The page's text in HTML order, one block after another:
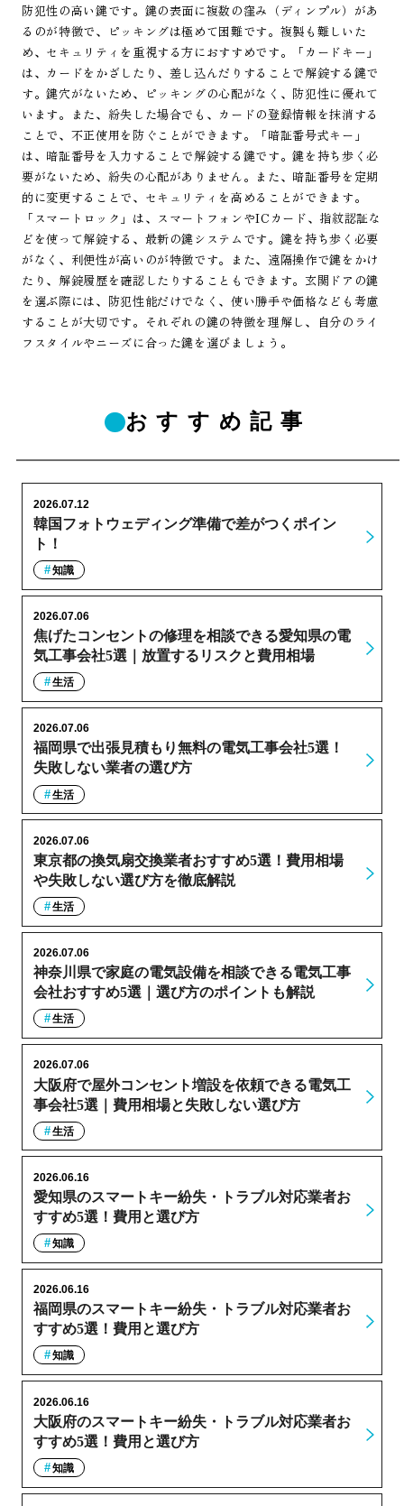
防犯性の高い鍵です。鍵の表面に複数の窪み（ディンプル）があ
るのが特徴で、ピッキングは極めて困難です。複製も難しいた
め、セキュリティを重視する方におすすめです。「カードキー」
は、カードをかざしたり、差し込んだりすることで解錠する鍵で
す。鍵穴がないため、ピッキングの心配がなく、防犯性に優れて
います。また、紛失した場合でも、カードの登録情報を抹消する
ことで、不正使用を防ぐことができます。「暗証番号式キー」
は、暗証番号を入力することで解錠する鍵です。鍵を持ち歩く必
要がないため、紛失の心配がありません。また、暗証番号を定期
的に変更することで、セキュリティを高めることができます。
「スマートロック」は、スマートフォンやICカード、指紋認証な
どを使って解錠する、最新の鍵システムです。鍵を持ち歩く必要
がなく、利便性が高いのが特徴です。また、遠隔操作で鍵をかけ
たり、解錠履歴を確認したりすることもできます。玄関ドアの鍵
を選ぶ際には、防犯性能だけでなく、使い勝手や価格なども考慮
することが大切です。それぞれの鍵の特徴を理解し、自分のライ
フスタイルやニーズに合った鍵を選びましょう。
おすすめ記事
韓国フォトウェディング準備で差がつくポイン
ト！
2026.07.12
知識
焦げたコンセントの修理を相談できる愛知県の電
気工事会社5選｜放置するリスクと費用相場
2026.07.06
生活
福岡県で出張見積もり無料の電気工事会社5選！
失敗しない業者の選び方
2026.07.06
生活
東京都の換気扇交換業者おすすめ5選！費用相場
や失敗しない選び方を徹底解説
2026.07.06
生活
神奈川県で家庭の電気設備を相談できる電気工事
会社おすすめ5選｜選び方のポイントも解説
2026.07.06
生活
大阪府で屋外コンセント増設を依頼できる電気工
事会社5選｜費用相場と失敗しない選び方
2026.07.06
生活
愛知県のスマートキー紛失・トラブル対応業者お
すすめ5選！費用と選び方
2026.06.16
知識
福岡県のスマートキー紛失・トラブル対応業者お
すすめ5選！費用と選び方
2026.06.16
知識
大阪府のスマートキー紛失・トラブル対応業者お
すすめ5選！費用と選び方
2026.06.16
知識